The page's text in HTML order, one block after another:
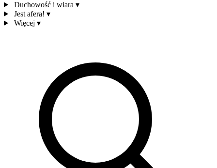
Duchowość i wiara ▾
Jest afera! ▾
Więcej ▾